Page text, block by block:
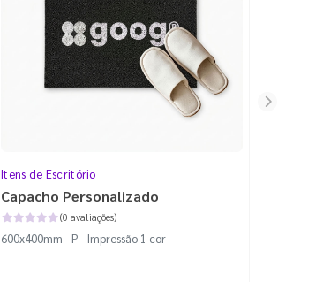
Itens de Escritório
Capacho Personalizado
(0 avaliações)
600x400mm - P - Impressão 1 cor